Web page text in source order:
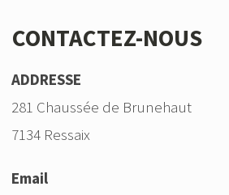
CONTACTEZ-NOUS
ADDRESSE
281 Chaussée de Brunehaut
7134 Ressaix
Email